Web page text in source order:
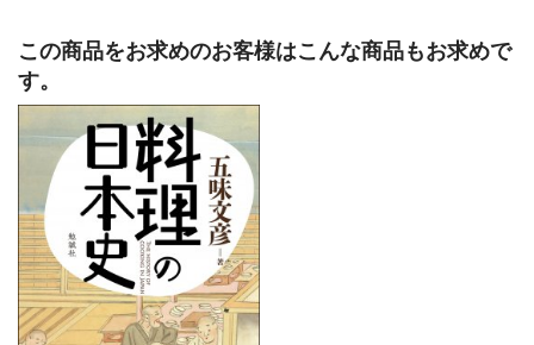
この商品をお求めのお客様はこんな商品もお求めで
す。